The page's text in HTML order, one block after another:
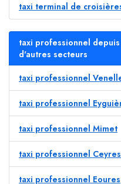
taxi terminal de
taxi professionnel
d'autres secteurs
taxi professionnel
taxi professionnel
taxi professionnel Mimet
taxi professionnel
taxi professionnel Eoures